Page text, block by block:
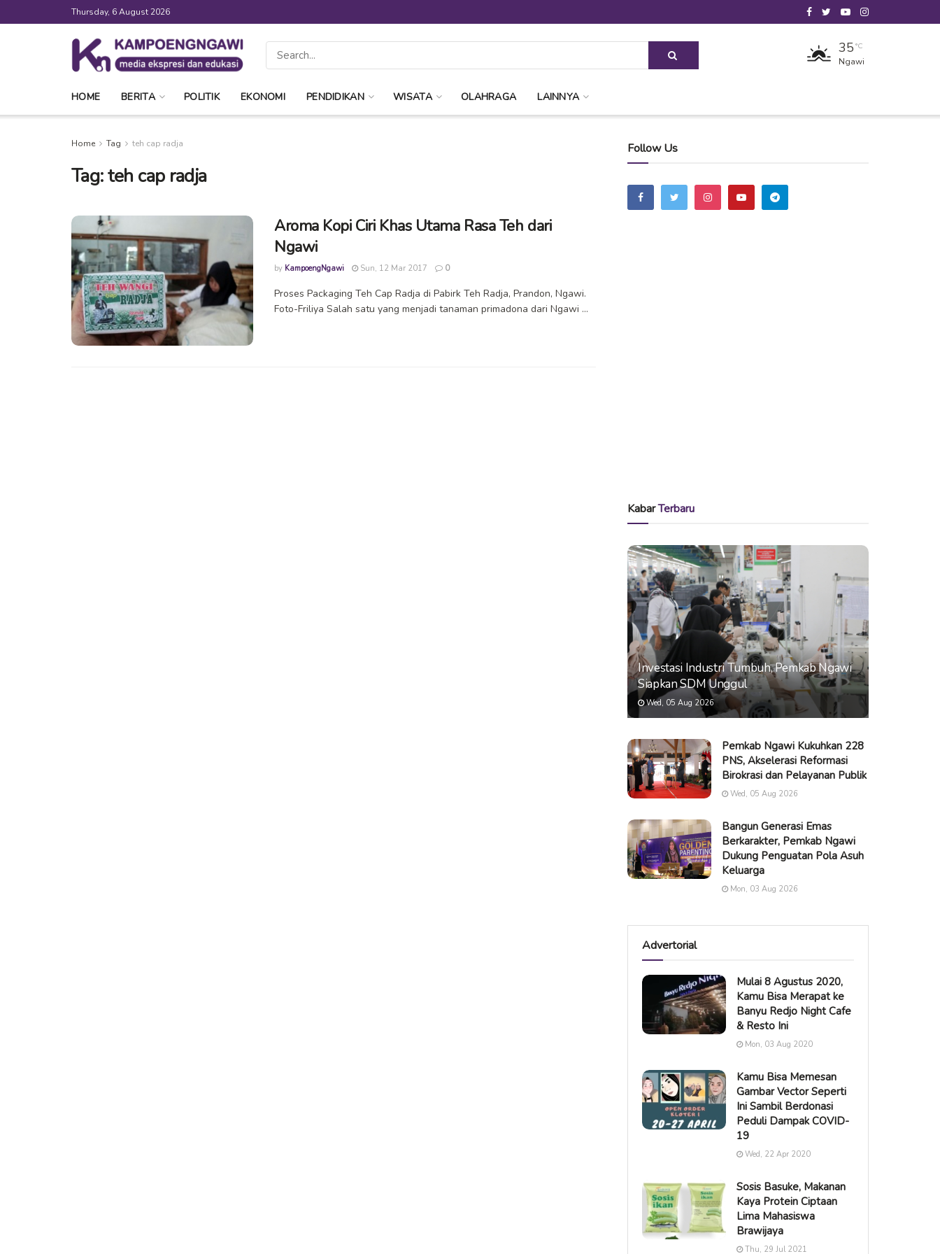
Thursday, 6 August 2026
35 °C
Ngawi
HOME BERITA POLITIK EKONOMI PENDIDIKAN WISATA OLAHRAGA LAINNYA
Home Tag teh cap radja
Tag:teh cap radja
Aroma Kopi Ciri Khas Utama Rasa Teh dari
Ngawi
by KampoengNgawi Sun, 12 Mar 2017 0
Proses Packaging Teh Cap Radja di Pabirk Teh Radja, Prandon, Ngawi.
Foto-Friliya Salah satu yang menjadi tanaman primadona dari Ngawi ...
Follow Us
KabarTerbaru
Investasi Industri Tumbuh, Pemkab Ngawi
Siapkan SDM Unggul
Wed, 05 Aug 2026
Pemkab Ngawi Kukuhkan 228
PNS, Akselerasi Reformasi
Birokrasi dan Pelayanan Publik
Wed, 05 Aug 2026
Bangun Generasi Emas
Berkarakter, Pemkab Ngawi
Dukung Penguatan Pola Asuh
Keluarga
Mon, 03 Aug 2026
Advertorial
Mulai 8 Agustus 2020,
Kamu Bisa Merapat ke
Banyu Redjo Night Cafe
& Resto Ini
Mon, 03 Aug 2020
Kamu Bisa Memesan
Gambar Vector Seperti
Ini Sambil Berdonasi
Peduli Dampak COVID-
19
Wed, 22 Apr 2020
Sosis Basuke, Makanan
Kaya Protein Ciptaan
Lima Mahasiswa
Brawijaya
Thu, 29 Jul 2021